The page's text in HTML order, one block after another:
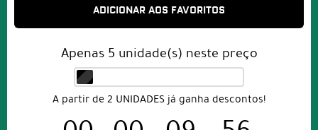
ADICIONAR AOS FAVORITOS
Apenas 5 unidade(s) neste preço
A partir de 2 UNIDADES já ganha descontos!